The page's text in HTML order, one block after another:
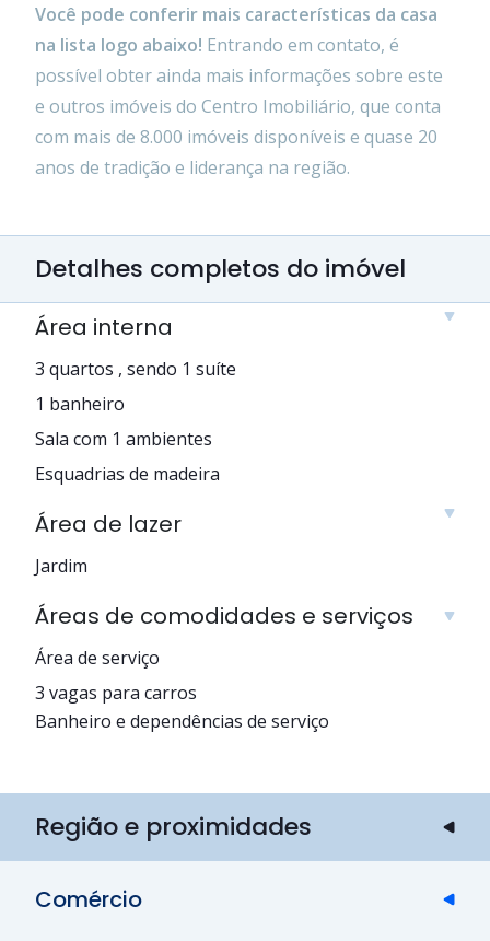
Você pode conferir mais características da casa
na lista logo abaixo! Entrando em contato, é
possível obter ainda mais informações sobre este
e outros imóveis do Centro Imobiliário, que conta
com mais de 8.000 imóveis disponíveis e quase 20
anos de tradição e liderança na região.
Detalhes completos do imóvel
Área interna
3 quartos , sendo 1 suíte
1 banheiro
Sala com 1 ambientes
Esquadrias de madeira
Área de lazer
Jardim
Áreas de comodidades e serviços
Área de serviço
3 vagas para carros
Banheiro e dependências de serviço
Região e proximidades
Comércio